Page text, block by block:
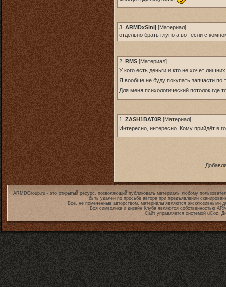
3. ARMDxSinij [Материал]
отдельно брать глупо а вот если с
2. RMS [Материал]
У кого есть деньги и кто не хочет
Я вообще не буду покупать запчасти
Для меня психологический потолок где
1. ZASH1BAT0R [Материал]
Интересно, интересно. Кому прийдёт в
ARMDGroup.ru - это открытый ресурс, позволяющий публиковать материалы любому
быть удален по просьбе автора при предъявлении
Все, не помеченные авторством, материалы являются эксклюзивными
Вся символика и дизайн Клуба являются собственностью
Сайт управляется системой uCoz.